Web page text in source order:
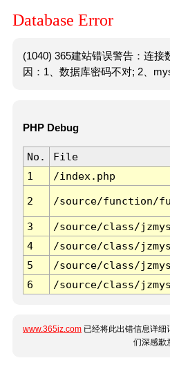
Database Error
(1040) 365建站错误警告：连接
因：1、数据库密码不对; 2、
PHP Debug
No. File
1
/index.php
2 /source/function/
3 /source/class/
4
/source/class/
5
/source/class/
6
/source/class/
www.365jz.com 已经将此出错信息详
们深感歉